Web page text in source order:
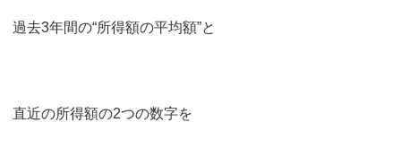
過去3年間の“所得額の平均額”と
直近の所得額の2つの数字を